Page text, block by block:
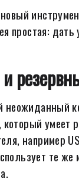
простая:
например
те